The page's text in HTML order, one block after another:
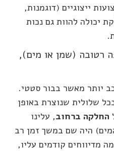
ייצוגיים (דוגמנות,
יכולה להוות גם נכות
רטובה (שמן או מים),
יותר מאשר בבור סטטי.
שלולית שנוצרת באופן
החלקה ברחוב, עלינו
היה שם במשך זמן רב
מדיווחים קודמים עליו,